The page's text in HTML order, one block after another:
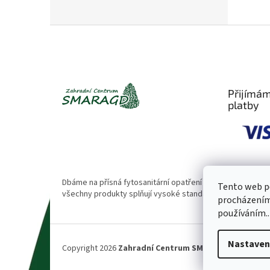
Tento web
platby
Dbáme na přísná fytosanitární opatření 🌱. Naše
všechny produkty splňují vysoké standardy kvality.
Copyright 2026 Zahradní Centrum SMARAGD. Všechna